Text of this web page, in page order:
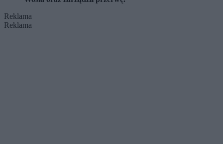
Reklama
Reklama